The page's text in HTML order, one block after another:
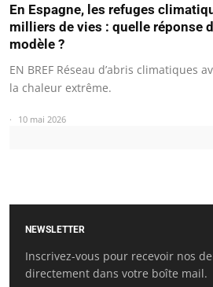
En Espagne, les refuges
milliers de vies : quelle réponse
modèle ?
EN BREF Réseau d’abris climatiques
la chaleur extrême.
10 mai 2026
NEWSLETTER
Inscrivez-vous pour recevoir nos
directement dans votre boîte mail.